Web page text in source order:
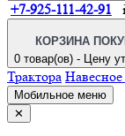
+7-925-111-42-91
КОРЗИНА
0 товар(ов) - Цену
Трактора
Мобильное меню
✕